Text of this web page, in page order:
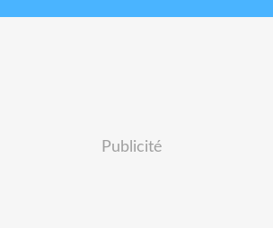
Publicité